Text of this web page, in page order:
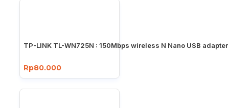
TP-LINK TL-WN725N : 150Mbps wireless N Nano USB adapter
Rp80.000